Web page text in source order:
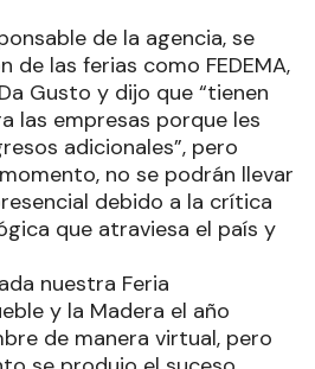
de la agencia, se
de las ferias como FEDEMA,
Gusto y dijo que “tienen
las empresas porque les
adicionales”, pero
no se podrán llevar
debido a la crítica
que atraviesa el país y
nuestra Feria
y la Madera el año
de manera virtual, pero